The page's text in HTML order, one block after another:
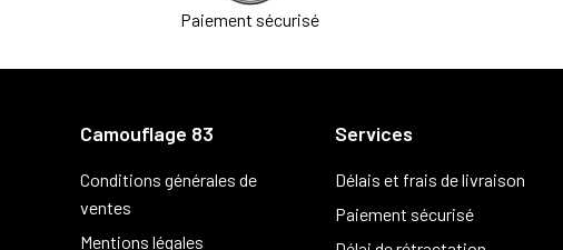
Paiement sécurisé
Camouflage 83
Conditions générales de
ventes
Mentions légales
Services
Délais et frais de livraison
Paiement sécurisé